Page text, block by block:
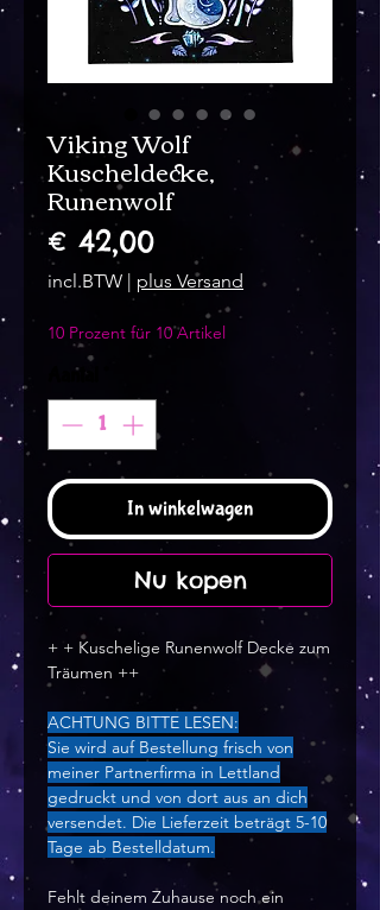
Viking Wolf
Kuscheldecke,
Runenwolf
€ 42,00Prijs
incl.BTW | plus Versand
10 Prozent für 10 Artikel
Aantal
In winkelwagen
Nu kopen
+ + Kuschelige Runenwolf Decke zum
Träumen ++
ACHTUNG BITTE LESEN:
Sie wird auf Bestellung frisch von
meiner Partnerfirma in Lettland
gedruckt und von dort aus an dich
versendet. Die Lieferzeit beträgt 5-10
Tage ab Bestelldatum.
Fehlt deinem Zuhause noch ein